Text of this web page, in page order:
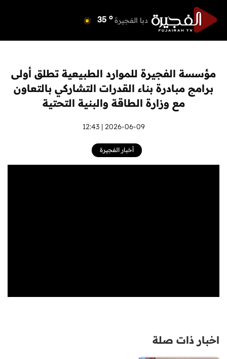
دبا الفجيرة 35 o
أم القيوين o
راس الخيمةo
35 o
مؤسسة الفجيرة للموارد الطبيعية تطلق أولى
برامج مبادرة بناء القدرات التشاركي بالتعاون
مع وزارة الطاقة والبنية التحتية
2026-06-09 | 12:43
أخبار الفجيرة
اخبار ذات صلة